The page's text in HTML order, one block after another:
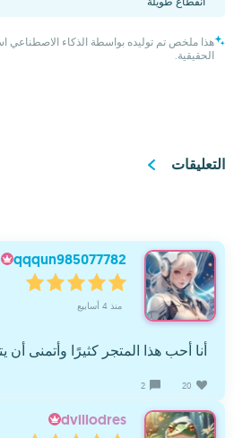
هذا ملخص تم توليده بواسطة الذكاء الاصطناعي
الحقيقية.
التعليقات
qqqun985077782
منذ 4 أسابيع
أنا أحب هذا المتجر كثيرًا وأتمنى أن
20
2
dvillodres